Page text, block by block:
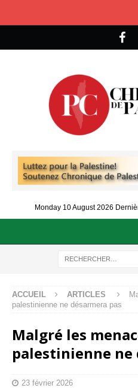
Monday 10 August 2026
ACCUEIL ARTICLES
palestinienne ne désarmera pas
Malgré les
palestinienne ne
23 février 2026